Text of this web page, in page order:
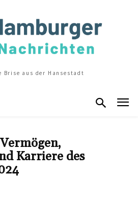
Brise aus der Hansestadt
Karriere des